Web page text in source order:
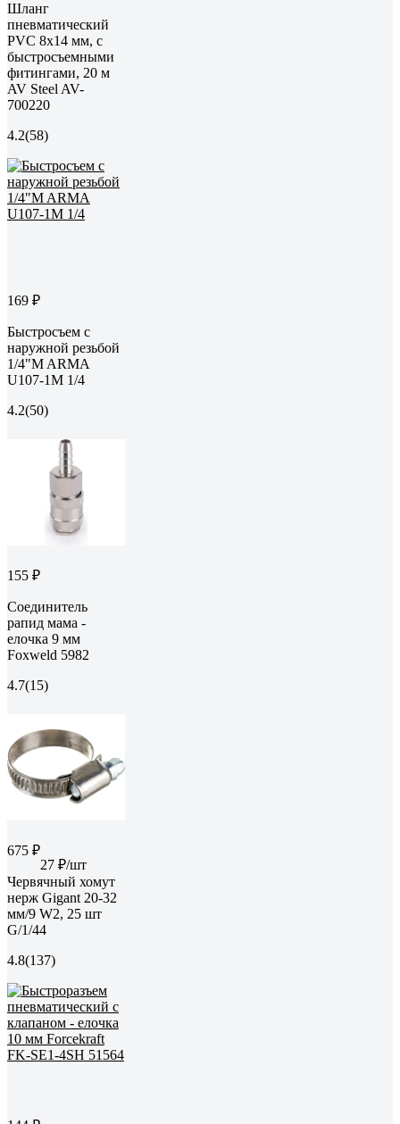
Шланг
пневматический
PVC 8x14 мм, с
быстросъемными
фитингами, 20 м
AV Steel AV-
700220
4.2(58)
169 ₽
Быстросъем с
наружной резьбой
1/4"M ARMA
U107-1M 1/4
4.2(50)
155 ₽
Соединитель
рапид мама -
елочка 9 мм
Foxweld 5982
4.7(15)
675 ₽
27 ₽/шт
Червячный хомут
нерж Gigant 20-32
мм/9 W2, 25 шт
G/1/44
4.8(137)